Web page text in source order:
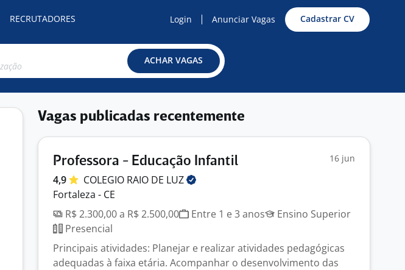
RECRUTADORES Login Anunciar Vagas Cadastrar CV
ACHAR VAGAS
Vagas publicadas recentemente
Professora - Educação Infantil 16 jun
4,9 COLEGIO RAIO DE LUZ
Fortaleza - CE
R$ 2.300,00 a R$ 2.500,00
Entre 1 e 3 anos
Ensino Superior
Presencial
Principais atividades: Planejar e realizar atividades pedagógicas
adequadas à faixa etária. Acompanhar o desenvolvimento das